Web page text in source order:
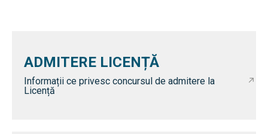
ADMITERE LICENȚĂ
Informații ce privesc concursul de admitere la
Licență